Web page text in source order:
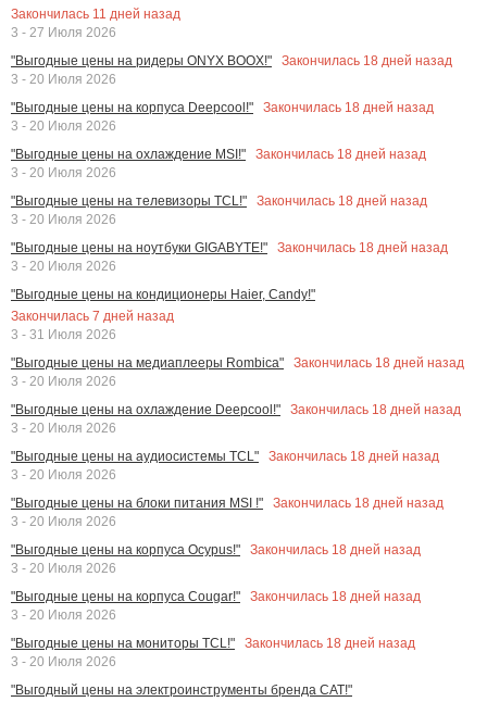
Закончилась 11 дней назад
3 - 27 Июля 2026
"Выгодные цены на ридеры ONYX BOOX!"
Закончилась 18 дней назад
3 - 20 Июля 2026
"Выгодные цены на корпуса Deepcool!"
Закончилась 18 дней назад
3 - 20 Июля 2026
"Выгодные цены на охлаждение MSI!"
Закончилась 18 дней назад
3 - 20 Июля 2026
"Выгодные цены на телевизоры TCL!"
Закончилась 18 дней назад
3 - 20 Июля 2026
"Выгодные цены на ноутбуки GIGABYTE!"
Закончилась 18 дней назад
3 - 20 Июля 2026
"Выгодные цены на кондиционеры Haier, Candy!"
Закончилась 7 дней назад
3 - 31 Июля 2026
"Выгодные цены на медиаплееры Rombica"
Закончилась 18 дней назад
3 - 20 Июля 2026
"Выгодные цены на охлаждение Deepcool!"
Закончилась 18 дней назад
3 - 20 Июля 2026
"Выгодные цены на аудиосистемы TCL"
Закончилась 18 дней назад
3 - 20 Июля 2026
"Выгодные цены на блоки питания MSI !"
Закончилась 18 дней назад
3 - 20 Июля 2026
"Выгодные цены на корпуса Ocypus!"
Закончилась 18 дней назад
3 - 20 Июля 2026
"Выгодные цены на корпуса Cougar!"
Закончилась 18 дней назад
3 - 20 Июля 2026
"Выгодные цены на мониторы TCL!"
Закончилась 18 дней назад
3 - 20 Июля 2026
"Выгодный цены на электроинструменты бренда CAT!"